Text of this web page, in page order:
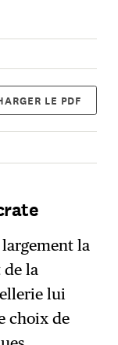
LE PDF
la
de la
lui
choix de